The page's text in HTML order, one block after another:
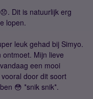
Dit is natuurlijk erg
lopen.
leuk gehad bij Simyo.
Mijn lieve
een mooi
door dit soort
😳 *snik snik*.